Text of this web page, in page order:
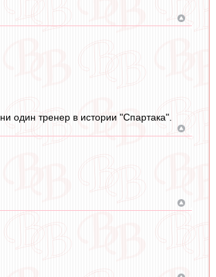
один тренер в истории "Спартака".